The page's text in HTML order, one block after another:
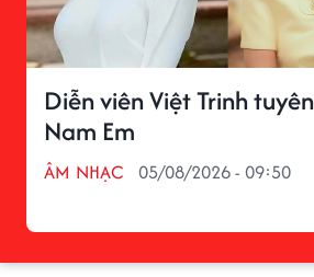
Diễn viên Việt Trinh
Nam Em
ÂM NHẠC 05/08/2026 - 09:50